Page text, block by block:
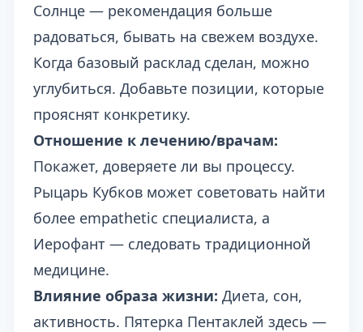
Солнце — рекомендация больше
радоваться, бывать на свежем воздухе.
Когда базовый расклад сделан, можно
углубиться. Добавьте позиции, которые
прояснят конкретику.
Отношение к лечению/врачам:
Покажет, доверяете ли вы процессу.
Рыцарь Кубков может советовать найти
более empathetic специалиста, а
Иерофант — следовать традиционной
медицине.
Влияние образа жизни: Диета, сон,
активность. Пятерка Пентаклей здесь —